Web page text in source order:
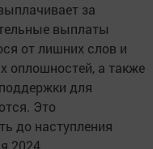
за
выплаты
от лишних слов и
оплошностей, а также
для
Это
до наступления
2024.